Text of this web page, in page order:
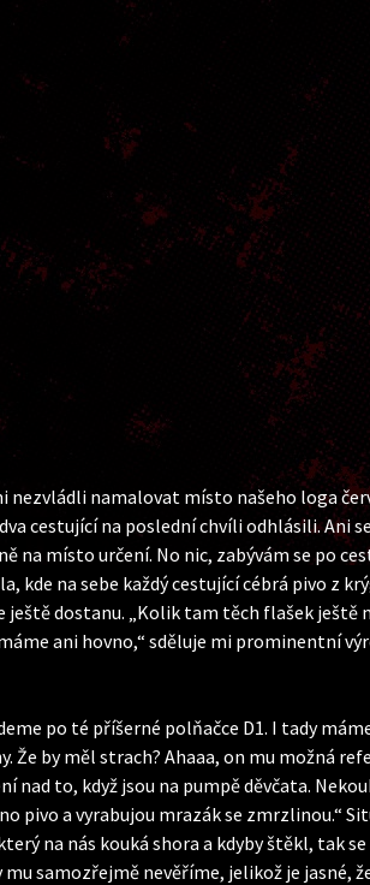
nezvládli namalovat místo našeho loga
cestující na poslední chvíli odhlásili. Ani
na místo určení. No nic, zabývám se po
na sebe každý cestující cébrá pivo z
dostanu. „Kolik tam těch flašek ještě
ani hovno,“ sděluje mi prominentní
po té příšerné polňačce D1. I tady
Že by měl strach? Ahaaa, on mu možná
to, když jsou na pumpě děvčata.
pivo a vyrabujou mrazák se zmrzlinou.“
na nás kouká shora a kdyby štěkl, tak
samozřejmě nevěříme, jelikož je jasné,